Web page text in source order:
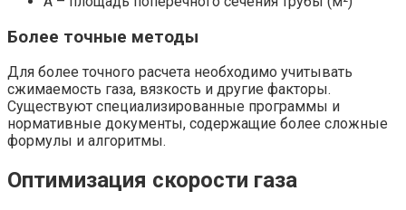
Более точные методы
Для более точного расчета необходимо учитывать
сжимаемость газа, вязкость и другие факторы.
Существуют специализированные программы и
нормативные документы, содержащие более сложные
формулы и алгоритмы.
Оптимизация скорости газа